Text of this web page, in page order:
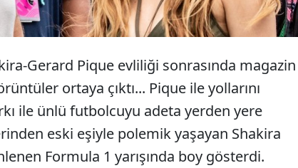
Gerard Pique evliliği sonrasında magazin
ortaya çıktı... Pique ile yollarını
ile ünlü futbolcuyu adeta yerden yere
eski eşiyle polemik yaşayan Shakira
Formula 1 yarışında boy gösterdi.